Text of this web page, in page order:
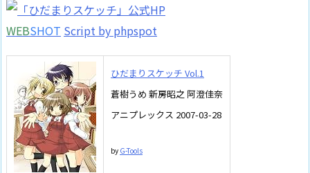
WEBSHOT Script by phpspot
ひだまりスケッチ Vol.1
蒼樹うめ 新房昭之 阿澄佳奈
アニプレックス 2007-03-28
by G-Tools